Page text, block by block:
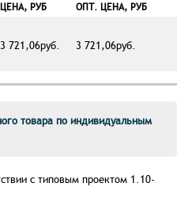
ЦЕНА, РУБ
ОПТ. ЦЕНА, РУБ
3 721,06руб. 3 721,06руб.
товара по индивидуальным
с типовым проектом 1.10-